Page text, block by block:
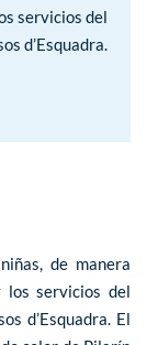
servicios del
d’Esquadra.
de manera
los servicios del
d’Esquadra. El